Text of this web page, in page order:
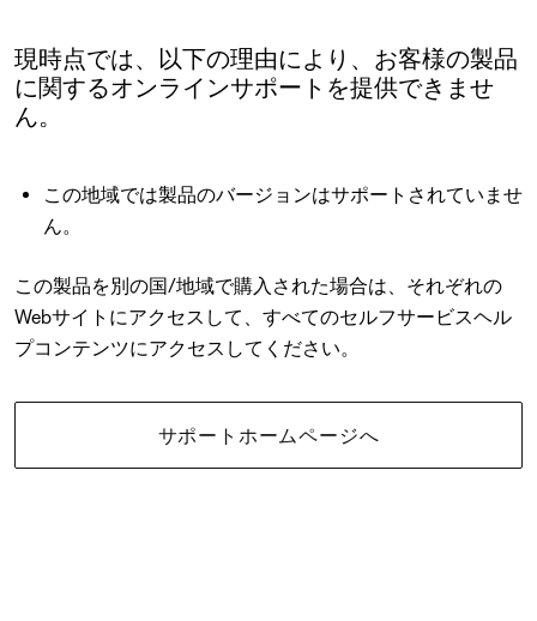
現時点では、以下の理由により、お客様の製品
に関するオンラインサポートを提供できませ
ん。
この地域では製品のバージョンはサポートされていませ
ん。
この製品を別の国/地域で購入された場合は、それぞれの
Webサイトにアクセスして、すべてのセルフサービスヘル
プコンテンツにアクセスしてください。
サポートホームページへ